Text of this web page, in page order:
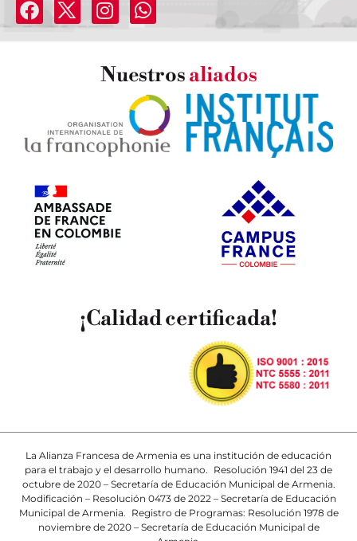
Nuestrosaliados
¡Calidad certificada!
La Alianza Francesa de Armenia es una institución de educación
para el trabajo y el desarrollo humano. Resolución 1941 del 23 de
octubre de 2020 – Secretaría de Educación Municipal de Armenia.
Modificación – Resolución 0473 de 2022 – Secretaría de Educación
Municipal de Armenia. Registro de Programas: Resolución 1978 de
noviembre de 2020 – Secretaría de Educación Municipal de